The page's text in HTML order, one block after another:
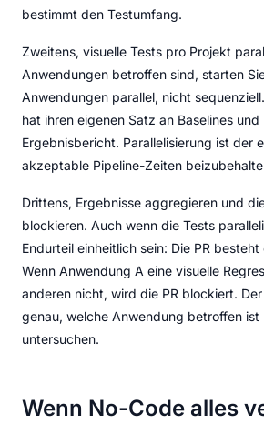
bestimmt den Testumfang.
Zweitens, visuelle Tests pro Projekt
Anwendungen betroffen sind, starten
Anwendungen parallel, nicht
hat ihren eigenen Satz an Baselines und
Ergebnisbericht. Parallelisierung ist der
akzeptable Pipeline-Zeiten
Drittens, Ergebnisse aggregieren und
blockieren. Auch wenn die Tests
Endurteil einheitlich sein: Die PR
Wenn Anwendung A eine visuelle
anderen nicht, wird die PR blockiert.
genau, welche Anwendung betroffen ist
untersuchen.
Wenn No-Code alles